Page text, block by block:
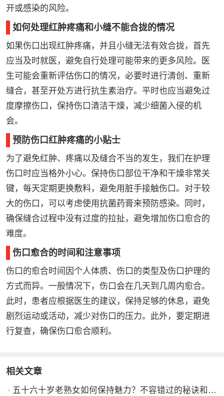
开或感染的风险。
如何处理红肿疼痛和小缝不能合拢的情况
如果伤口出现红肿疼痛，并且小缝无法有效合拢，首先
应当及时就医，避免自行处理可能带来的更多风险。医
生可能会重新评估伤口的情况，必要时进行清创、重新
缝合，甚至开处方进行抗生素治疗。平时也应当避免过
度摩擦伤口，保持伤口清洁干燥，减少细菌入侵的机
会。
预防伤口红肿疼痛的小贴士
为了避免红肿、疼痛以及缝合不当的发生，我们在护理
伤口时应当格外小心。保持伤口部位干净和干燥非常关
键，每天定期更换敷料，避免用脏手接触伤口。对于较
大的伤口，可以考虑使用抗菌药膏来预防感染。同时，
确保缝合过程中没有过度的拉扯，避免增加伤口愈合的
难度。
伤口愈合的时间和注意事项
伤口的愈合时间因个人体质、伤口的类型及伤口护理的
方式而异。一般情况下，伤口会在几天到几周内愈合。
此时，患者应根据医生的建议，保持足够的休息，避免
剧烈运动或活动，减少对伤口的压力。此外，要定期进
行复查，确保伤口愈合顺利。
相关文章
五十六十岁老熟女如何保持魅力？不容错过的秘诀和建议